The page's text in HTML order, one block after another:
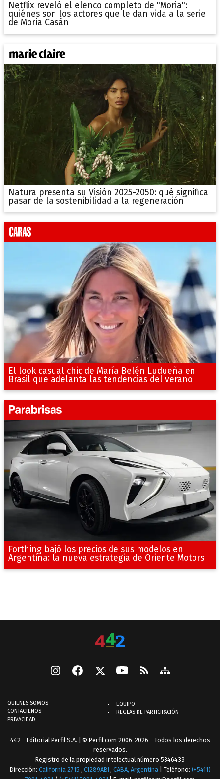
Netflix reveló el elenco completo de "Moria":
quiénes son los actores que le dan vida a la serie
de Moria Casán
Natura presenta su Visión 2025-2050: qué significa
pasar de la sostenibilidad a la regeneración
El look casual chic de María Belén Ludueña en
Brasil que adelanta las tendencias del verano
Forthing bajó los precios de sus modelos en
Argentina: la nueva estrategia de Oriente Motors
QUIENES SOMOS
CONTÁCTENOS
PRIVACIDAD
EQUIPO
REGLAS DE PARTICIPACIÓN
442 - Editorial Perfil S.A. | © Perfil.com 2006-2026 - Todos los derechos
reservados.
Registro de la propiedad intelectual número 5346433
Dirección: California 2715 , C1289ABI , CABA, Argentina | Teléfono: (+5411)